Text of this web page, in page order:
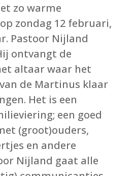
zo warme
zondag 12 februari,
Pastoor Nijland
ontvangt de
altaar waar het
de Martinus klaar
Het is een
een goed
(groot)ouders,
en andere
Nijland gaat alle